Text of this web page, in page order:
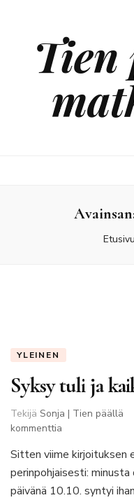
Etusivu
YLEINEN
Syksy tuli ja
Tekijä Sonja | Tien päällä
kommenttia
tuli
ja
kaikki
Sitten viime kirjoituksen
perinpohjaisesti:
päivänä 10.10. syntyi